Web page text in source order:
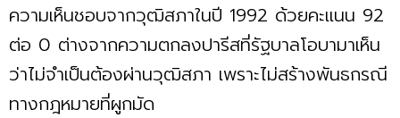
ความเห็นชอบจากวุฒิสภาในปี 1992 ด้วยคะแนน 92
ต่อ 0 ต่างจากความตกลงปารีสที่รัฐบาลโอบามาเห็น
ว่าไม่จำเป็นต้องผ่านวุฒิสภา เพราะไม่สร้างพันธกรณี
ทางกฎหมายที่ผูกมัด